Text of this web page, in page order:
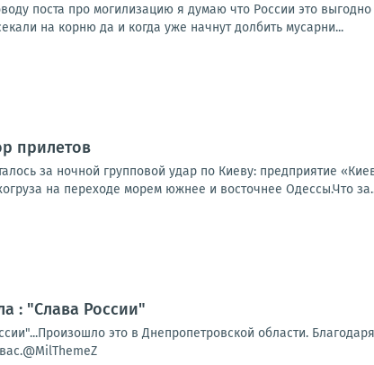
поста про могилизацию я думаю что России это
на корню да и когда уже начнут долбить мусарни...
прилетов
за ночной групповой удар по Киеву: предприятие
на переходе морем южнее и восточнее Одессы.Что
: "Слава России"
это в Днепропетровской области.